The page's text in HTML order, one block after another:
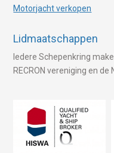
Motorjacht verkopen
Lidmaatschappen
Iedere Schepenkring
RECRON vereniging en de